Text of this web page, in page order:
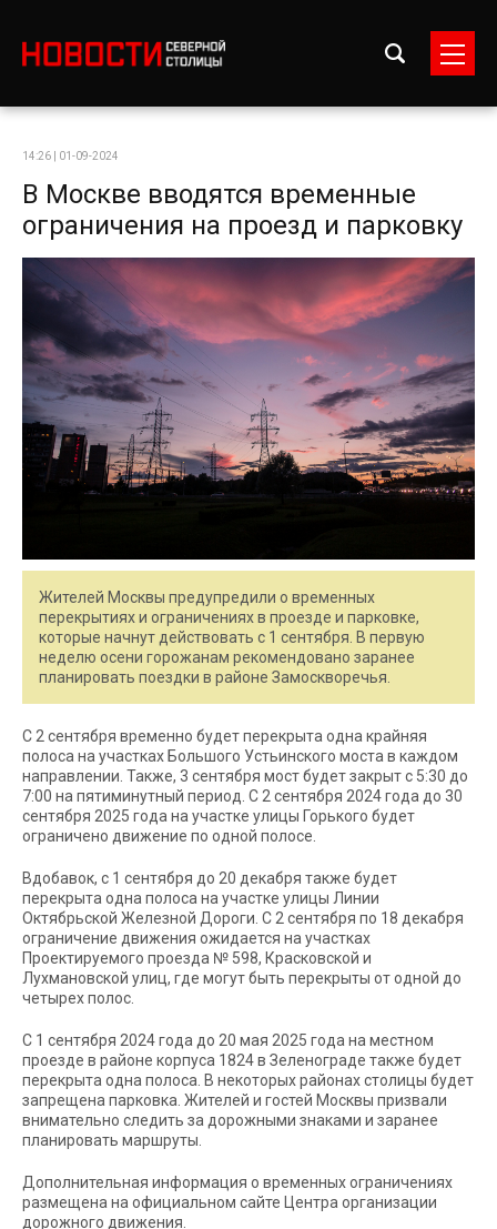
14:26 | 01-09-2024
В Москве вводятся временные
ограничения на проезд и парковку
Жителей Москвы предупредили о временных
перекрытиях и ограничениях в проезде и парковке,
которые начнут действовать с 1 сентября. В первую
неделю осени горожанам рекомендовано заранее
планировать поездки в районе Замоскворечья.
С 2 сентября временно будет перекрыта одна крайняя
полоса на участках Большого Устьинского моста в каждом
направлении. Также, 3 сентября мост будет закрыт с 5:30 до
7:00 на пятиминутный период. С 2 сентября 2024 года до 30
сентября 2025 года на участке улицы Горького будет
ограничено движение по одной полосе.
Вдобавок, с 1 сентября до 20 декабря также будет
перекрыта одна полоса на участке улицы Линии
Октябрьской Железной Дороги. С 2 сентября по 18 декабря
ограничение движения ожидается на участках
Проектируемого проезда № 598, Красковской и
Лухмановской улиц, где могут быть перекрыты от одной до
четырех полос.
С 1 сентября 2024 года до 20 мая 2025 года на местном
проезде в районе корпуса 1824 в Зеленограде также будет
перекрыта одна полоса. В некоторых районах столицы будет
запрещена парковка. Жителей и гостей Москвы призвали
внимательно следить за дорожными знаками и заранее
планировать маршруты.
Дополнительная информация о временных ограничениях
размещена на официальном сайте Центра организации
дорожного движения.